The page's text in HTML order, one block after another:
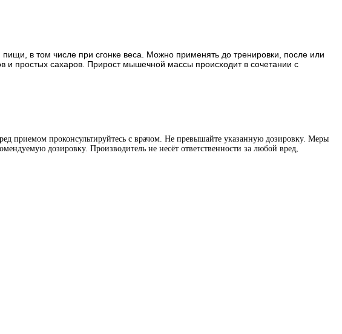
в том числе при сгонке веса. Можно применять до тренировки, после или
и простых сахаров. Прирост мышечной массы происходит в сочетании с
приемом проконсультируйтесь с врачом. Не превышайте указанную дозировку. Меры
дозировку. Производитель не несёт ответственности за любой вред,